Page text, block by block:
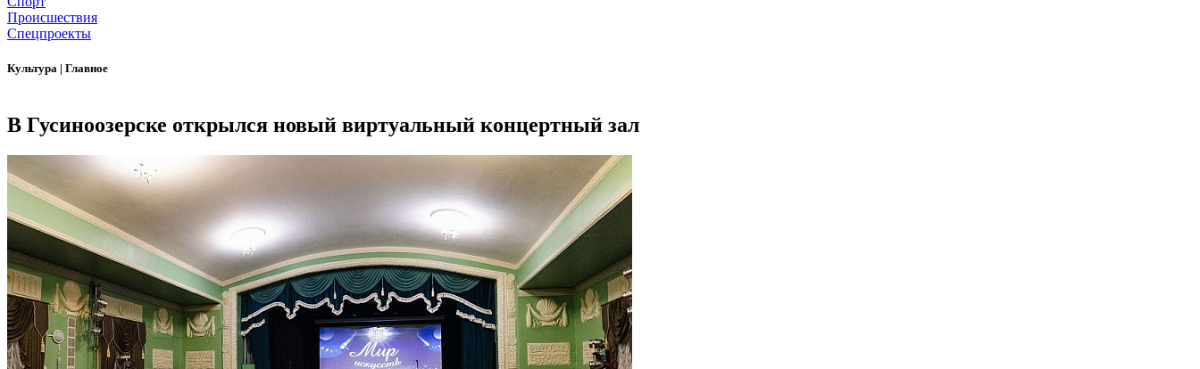
Происшествия
Спецпроекты
Культура | Главное
В Гусиноозерске открылся новый виртуальный концертный зал